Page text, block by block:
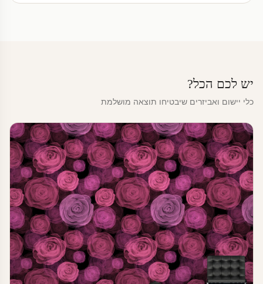
יש לכם הכל?
כלי יישום ואביזרים שיבטיחו תוצאה מושלמת